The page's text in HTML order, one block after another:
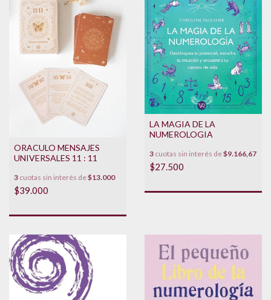
ORACULO MENSAJES
UNIVERSALES 11 : 11
3 cuotas sin interés de$13.000
$39.000
LA MAGIA DE LA
NUMEROLOGIA
3 cuotas sin interés de$9.166,67
$27.500